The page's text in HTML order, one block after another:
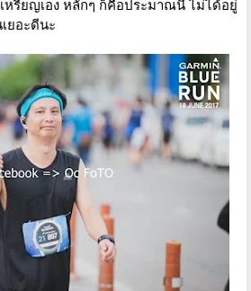
หรียญเอง หลักๆ ก็คือประมาณนี้ ไม่ได้อยู่
ยอะดีนะ